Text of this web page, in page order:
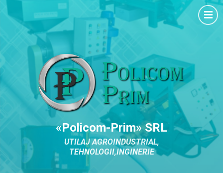
«Policom-Prim» SRL
UTILAJ AGROINDUSTRIAL,
TEHNOLOGII,INGINERIE